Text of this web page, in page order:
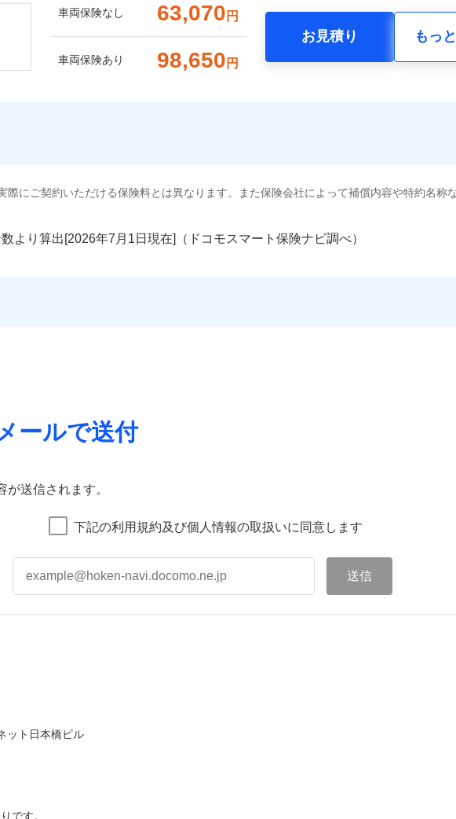
車両保険なし 63,070 円
車両保険あり 98,650 円
お見積り もっ
際にご契約いただける保険料とは異なります。また保険会社によって補償内容や特約名称
より算出[ 年 月 日現在]（ドコモスマート保険ナビ調べ）
ールで送付
送信されます。
下記の利用規約及び個人情報の取扱いに同意します
ット日本橋ビル
です。